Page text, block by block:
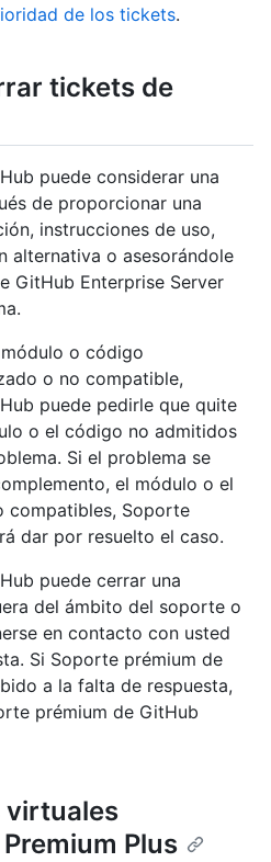
de los tickets.
tickets de
puede considerar una
de proporcionar una
instrucciones de uso,
alternativa o asesorándole
GitHub Enterprise Server
o código
o no compatible,
puede pedirle que quite
o el código no admitidos
Si el problema se
el módulo o el
compatibles, Soporte
dar por resuelto el caso.
puede cerrar una
del ámbito del soporte o
en contacto con usted
Si Soporte prémium de
a la falta de respuesta,
prémium de GitHub
virtuales
Plus